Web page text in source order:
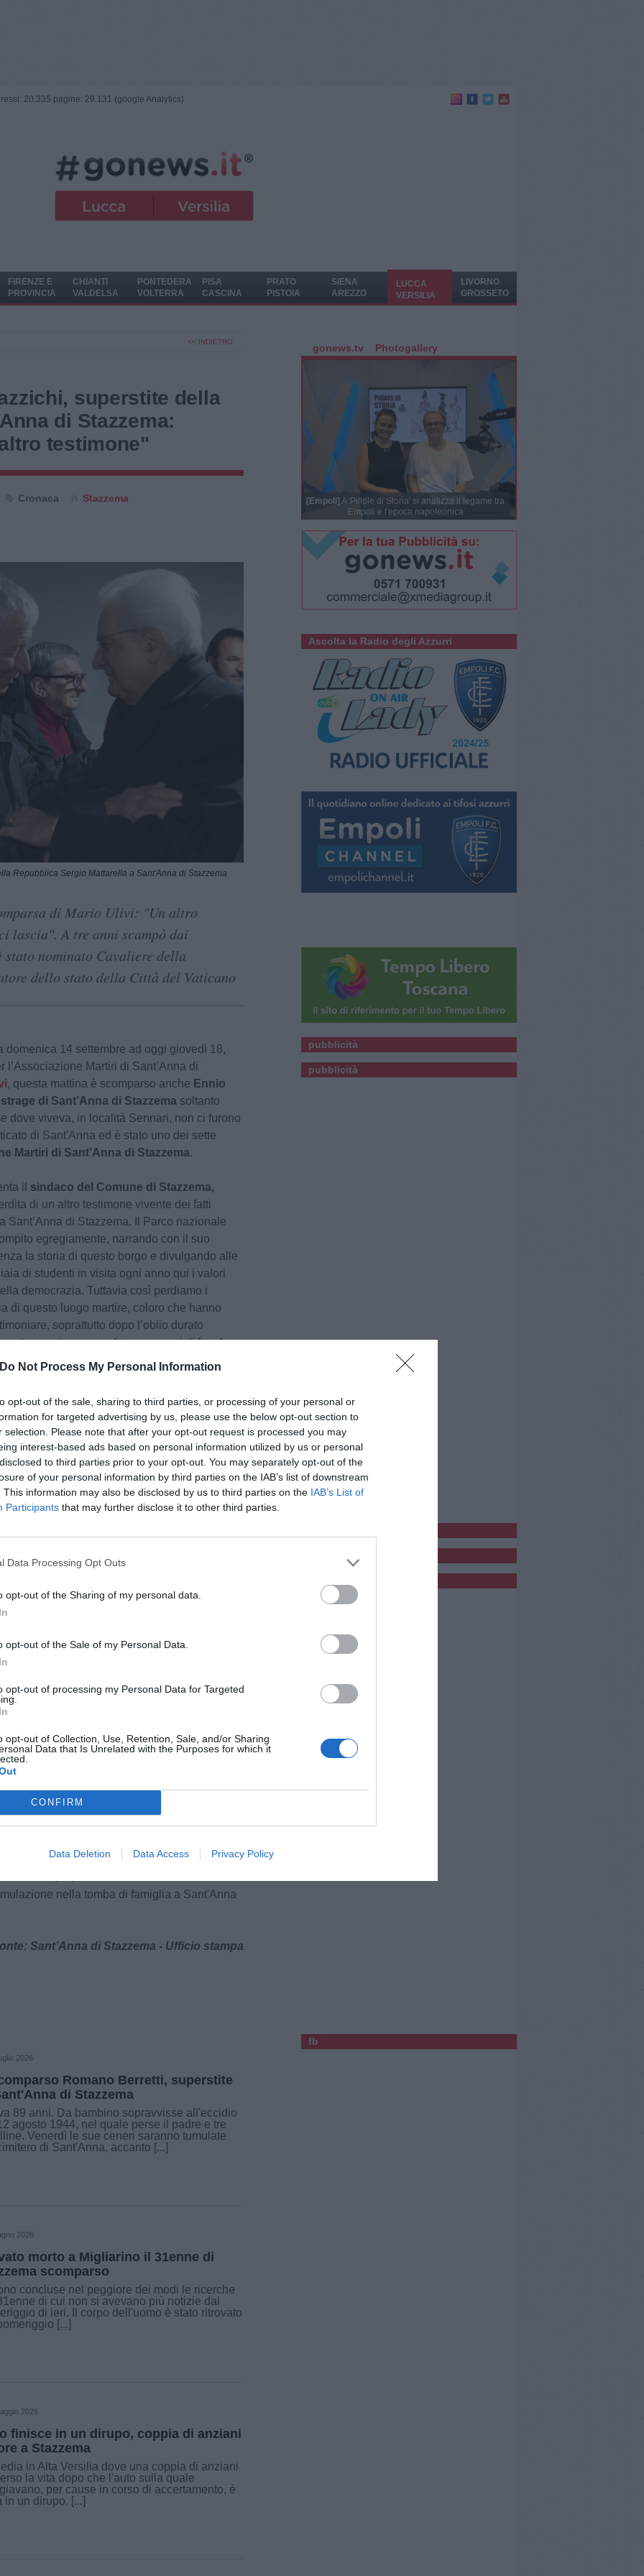
Do Not Process My Personal Information
opt-out of the sale, sharing to third parties, or processing of your personal or
for targeted advertising by us, please use the below opt-out section to
selection. Please note that after your opt-out request is processed you may
interest-based ads based on personal information utilized by us or personal
to third parties prior to your opt-out. You may separately opt-out of the
of your personal information by third parties on the IAB’s list of downstream
This information may also be disclosed by us to third parties on the IAB’s List of
Participants that may further disclose it to other third parties.
Data Processing Opt Outs
opt-out of the Sharing of my personal data.
opt-out of the Sale of my Personal Data.
opt-out of processing my Personal Data for Targeted
opt-out of Collection, Use, Retention, Sale, and/or Sharing
Data that Is Unrelated with the Purposes for which it
CONFIRM
Data Deletion Data Access Privacy Policy
20.335 pagine: 29.131 (google Analytics)
FIRENZE E
PROVINCIA
CHIANTI
VALDELSA
PONTEDERA
VOLTERRA
PISA
CASCINA
PRATO
PISTOIA
SIENA
AREZZO
LUCCA
VERSILIA
LIVORNO
GROSSETO
<< INDIETRO
superstite della
di Stazzema:
testimone"
Cronaca Stazzema
Repubblica Sergio Mattarella a Sant'Anna di Stazzema
di Mario Ulivi: "Un altro
lascia". A tre anni scampò dai
nominato Cavaliere della
dello stato della Città del Vaticano
domenica 14 settembre ad oggi giovedì 18,
l’Associazione Martiri di Sant’Anna di
, questa mattina è scomparso anche Ennio
strage di Sant’Anna di Stazzema soltanto
dove viveva, in località Sennari, non ci furono
di Sant'Anna ed è stato uno dei sette
Martiri di Sant’Anna di Stazzema.
il sindaco del Comune di Stazzema,
di un altro testimone vivente dei fatti
Sant’Anna di Stazzema. Il Parco nazionale
egregiamente, narrando con il suo
la storia di questo borgo e divulgando alle
di studenti in visita ogni anno qui i valori
democrazia. Tuttavia così perdiamo i
di questo luogo martire, coloro che hanno
soprattutto dopo l’oblio durato
paesino e cosa furono capaci di fare le
bambini e anziani».
molto povera. Il 12 agosto del ’44 sia lui
cari furono risparmiati dai nazifascisti: infatti si
dove non ci furono vittime. Però rimasero
lì vennero incendiate. In seguito, sempre
accanto, a Case di Berna. A sei anni fu
a undici anni entrò nel convento dei padri
di Romagna e infine di nuovo a Firenze
Da giovane fece tante esperienze nel
dalle cave delle Pisciarotte, poi come
lavorò per le autostrade come
cantiere sulla via Cassia. Successivamente
edile, lavorò un po’ in quel settore
poi come carpentiere sia per una ditta
alla cattedrale di Strasburgo, e in
si dedicò all’edilizia aprendo per conto
dopo anni di esperienze e successi
Repubblica e anche insignito di
del Vaticano.
di piangere Mario - commentano
Sant’Anna di Stazzema- che già un altro
Stamattina ha chiuso gli occhi al mondo
soci fondatori della nostra associazione. Da
fosse intrinsecamente legata alla vita del
competenze ed energia».
e del personale del Museo storico della
Stazzema vanno le condoglianze ai figli Gloria
ore 15,00, ci sarà il saluto funebre nella
nella tomba di famiglia a Sant'Anna
Sant’Anna di Stazzema - Ufficio stampa
2026
Romano Berretti, superstite
di Stazzema
89 anni. Da bambino sopravvisse all'eccidio
agosto 1944, nel quale perse il padre e tre
Venerdì le sue ceneri saranno tumulate
di Sant'Anna, accanto [...]
2026
morto a Migliarino il 31enne di
scomparso
concluse nel peggiore dei modi le ricerche
di cui non si avevano più notizie dal
di ieri. Il corpo dell'uomo è stato ritrovato
[...]
2026
finisce in un dirupo, coppia di anziani
a Stazzema
in Alta Versilia dove una coppia di anziani
la vita dopo che l'auto sulla quale
per cause in corso di accertamento, è
in un dirupo. [...]
gonews.tv Photogallery
[Empoli] A 'Pillole di Storia' si analizza il legame tra
Empoli e l'epoca napoleonica
Ascolta la Radio degli Azzurri
pubblicità
pubblicità
fb